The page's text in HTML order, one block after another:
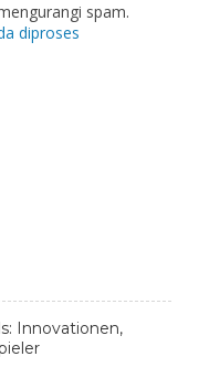
spam.
diproses
Innovationen,